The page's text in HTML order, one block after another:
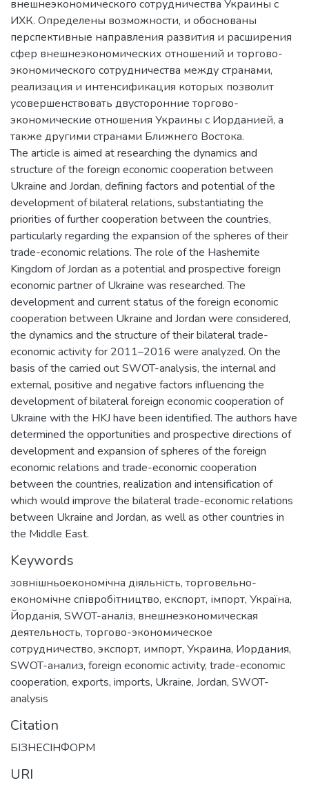
внешнеэкономического сотрудничества Украины с
ИХК. Определены возможности, и обоснованы
перспективные направления развития и расширения
сфер внешнеэкономических отношений и торгово-
экономического сотрудничества между странами,
реализация и интенсификация которых позволит
усовершенствовать двусторонние торгово-
экономические отношения Украины с Иорданией, а
также другими странами Ближнего Востока.
The article is aimed at researching the dynamics and
structure of the foreign economic cooperation between
Ukraine and Jordan, defining factors and potential of the
development of bilateral relations, substantiating the
priorities of further cooperation between the countries,
particularly regarding the expansion of the spheres of their
trade-economic relations. The role of the Hashemite
Kingdom of Jordan as a potential and prospective foreign
economic partner of Ukraine was researched. The
development and current status of the foreign economic
cooperation between Ukraine and Jordan were considered,
the dynamics and the structure of their bilateral trade-
economic activity for 2011–2016 were analyzed. On the
basis of the carried out SWOT-analysis, the internal and
external, positive and negative factors influencing the
development of bilateral foreign economic cooperation of
Ukraine with the HKJ have been identified. The authors have
determined the opportunities and prospective directions of
development and expansion of spheres of the foreign
economic relations and trade-economic cooperation
between the countries, realization and intensification of
which would improve the bilateral trade-economic relations
between Ukraine and Jordan, as well as other countries in
the Middle East.
Keywords
зовнішньоекономічна діяльність, торговельно-
економічне співробітництво, експорт, імпорт, Україна,
Йорданія, SWOT-аналіз, внешнеэкономическая
деятельность, торгово-экономическое
сотрудничество, экспорт, импорт, Украина, Иордания,
SWOT-анализ, foreign economic activity, trade-economic
cooperation, exports, imports, Ukraine, Jordan, SWOT-
analysis
Citation
БІЗНЕСІНФОРМ
URI